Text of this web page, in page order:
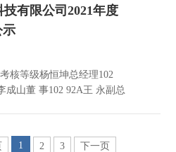
有限公司2021年度
示
核等级杨恒坤总经理102
成山董 事102 92A王 永副总
1 2 3 下一页